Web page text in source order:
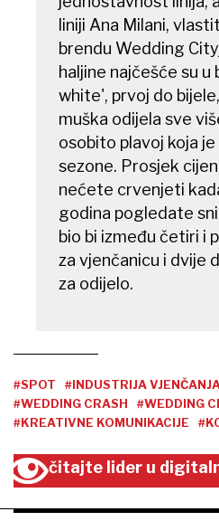
liniji Ana Milani,
brendu Wedding
haljine najčešće su u
white', prvoj do
muška odijela sve
osobito plavoj koja
sezone. Prosjek
nećete crvenjeti
godina pogledate
bio bi između četiri i
za vjenčanicu i dvije
za odijelo.
#SPOT #INDUSTRIJA
#WEDDING CRASH
#WEDDING
#KREATIVNE KOMUNIKACIJE
čitajte lider u